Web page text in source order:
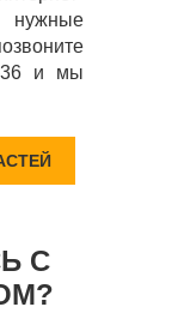
нужные
36 и мы
С